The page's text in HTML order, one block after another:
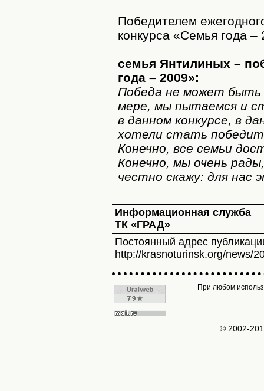
Победителем
конкурса «Семья года
семья Янтилиных –
года – 2009»:
Победа не может быть
мере, мы пытаемся и
в данном конкурсе, в
хотели стать
Конечно, все семьи
Конечно, мы очень
честно скажу: для нас
Информационная служба
ТК «ГРАД»
Постоянный адрес
http://krasnoturinsk.org/news/
При любом
© 2002-